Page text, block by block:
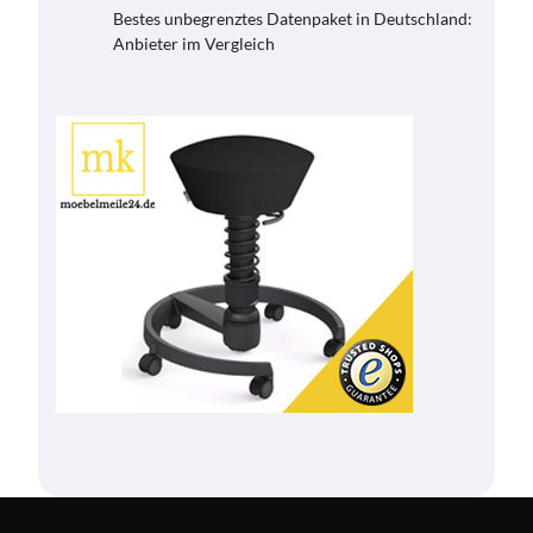
Bestes unbegrenztes Datenpaket in Deutschland:
Anbieter im Vergleich